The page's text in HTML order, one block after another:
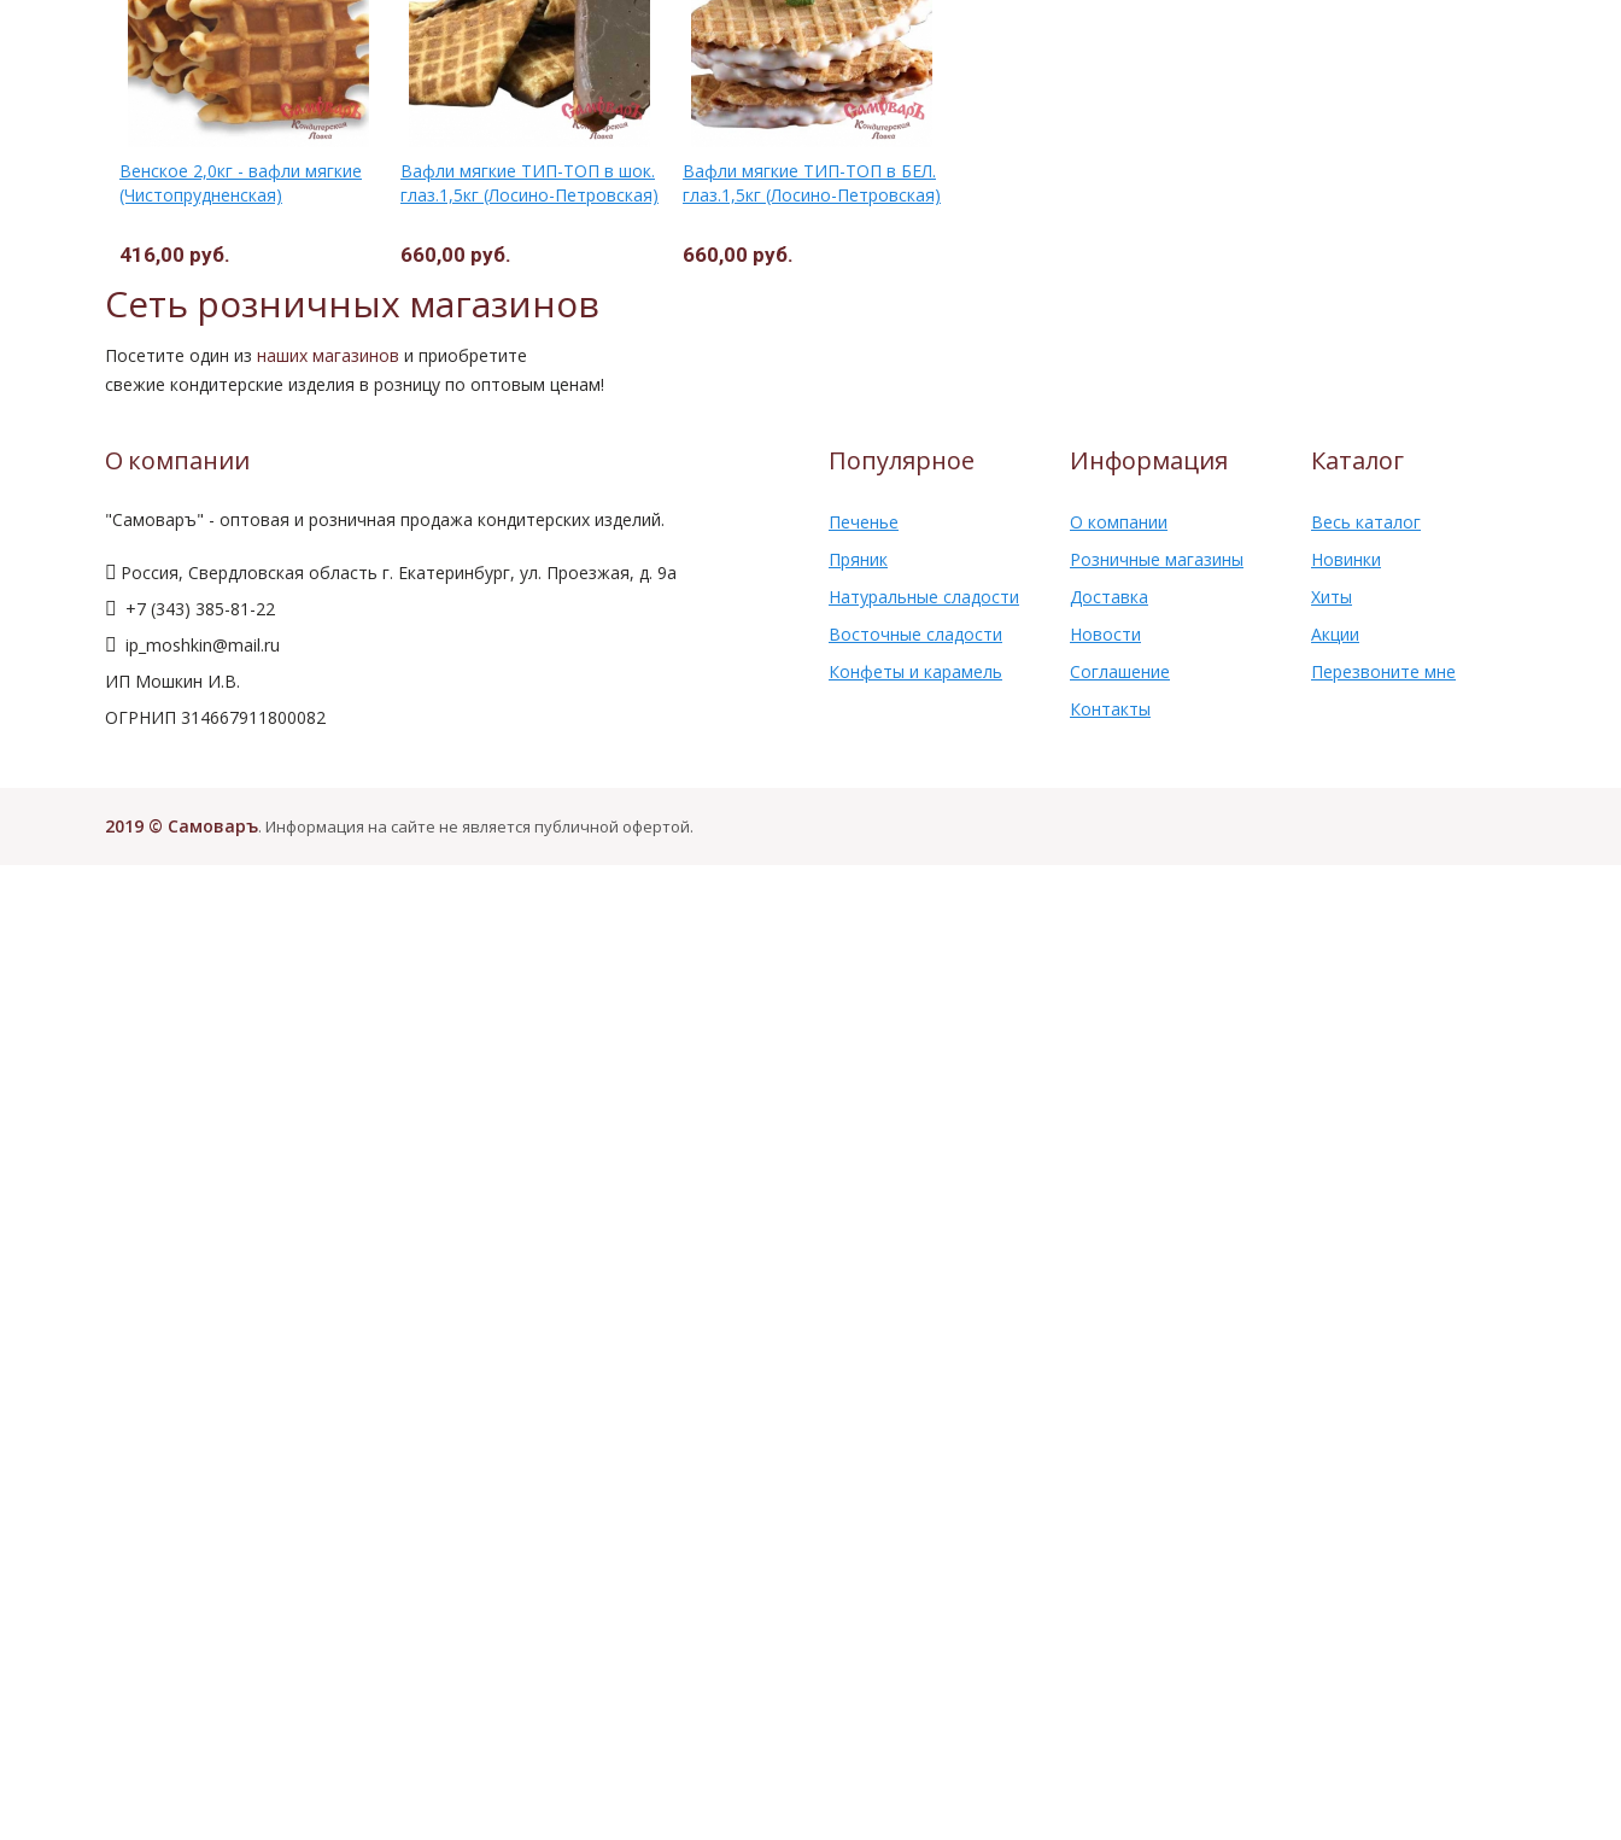
Венское 2,0кг - вафли мягкие
(Чистопрудненская)
416,00 руб.
Вафли мягкие ТИП-ТОП в шок.
глаз.1,5кг (Лосино-Петровская)
660,00 руб.
Вафли мягкие ТИП-ТОП в БЕЛ.
глаз.1,5кг (Лосино-Петровская)
660,00 руб.
Сеть розничных магазинов
Посетите один из наших магазинов и приобретите
свежие кондитерские изделия в розницу по оптовым ценам!
О компании
"Самоваръ" - оптовая и розничная продажа кондитерских изделий.
Россия, Свердловская область г. Екатеринбург, ул. Проезжая, д. 9а
+7 (343) 385-81-22
ip_moshkin@mail.ru
ИП Мошкин И.В.
ОГРНИП 314667911800082
Популярное
Печенье
Пряник
Натуральные сладости
Восточные сладости
Конфеты и карамель
Информация
О компании
Розничные магазины
Доставка
Новости
Соглашение
Контакты
Каталог
Весь каталог
Новинки
Хиты
Акции
Перезвоните мне
2019 © Самоваръ. Информация на сайте не является публичной офертой.